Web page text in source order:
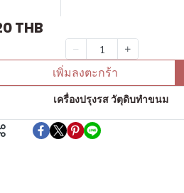
THB
เพิ่มลงตะกร้า
เครื่องปรุงรส วัตุดิบทำขนม